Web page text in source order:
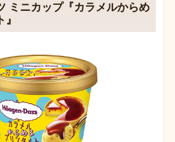
ミニカップ『カラメルからめ